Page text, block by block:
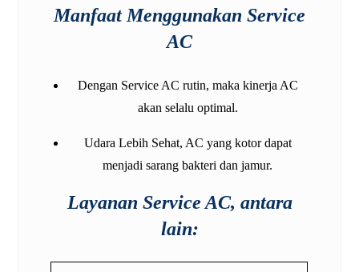
Manfaat Menggunakan Service
AC
Dengan Service AC rutin, maka kinerja AC
akan selalu optimal.
Udara Lebih Sehat, AC yang kotor dapat
menjadi sarang bakteri dan jamur.
Layanan Service AC, antara
lain: